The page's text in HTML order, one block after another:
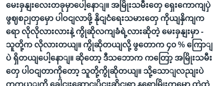
မေးခှနျးလေးတခုမှာပေါ့နောျ။ အမြိုးသမီးတှေ ရှေးကောကျပှဲ
ဖွဈစဉျတှမှော ပါဝငျလာဖို့ နိုငျငံရေးသမားတှေ ကိုယျနှိကျက
ရော လိုလိုလားလားနဲ့ ကွိုဆိုလကျခံရဲ့လားဆိုတဲ့ မေးခှနျးမှာ -
သူတို့က လိုလားတယျ။ ကွိုဆိုတယျလို့ ဖွတောက ၄၀ % ကြောျ
ပဲ ရှိတယျပေါ့နောျ။ ဆိုတော့ ဒီသဘောက ကတြော့ အမြိုးသမီး
တှေ ပါဝငျတာကိုတော့ သူတို့ကွိုဆိုတယျ။ သို့သောျလညျးပဲ
တကယ့ျကို ခေါငျးဆောငျပိုငျးဆိုငျရာ နရောမြိုးတှမှော ထဲထဲ